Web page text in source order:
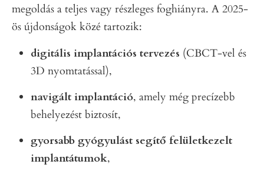
megoldás a teljes vagy részleges foghiányra. A 2025-
ös újdonságok közé tartozik:
digitális implantációs tervezés (CBCT-vel és
3D nyomtatással),
navigált implantáció, amely még precízebb
behelyezést biztosít,
gyorsabb gyógyulást segítő felületkezelt
implantátumok,